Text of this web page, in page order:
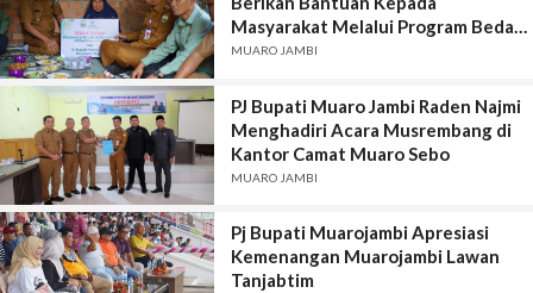
Masyarakat Melalui Program Bedah
Rumah
MUARO JAMBI
PJ Bupati Muaro Jambi Raden Najmi
Menghadiri Acara Musrembang di
Kantor Camat Muaro Sebo
MUARO JAMBI
Pj Bupati Muarojambi Apresiasi
Kemenangan Muarojambi Lawan
Tanjabtim